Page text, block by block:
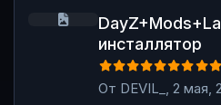
инсталлятор
От DEVIL_
2 мая,